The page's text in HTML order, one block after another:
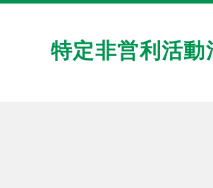
特定非営利活動